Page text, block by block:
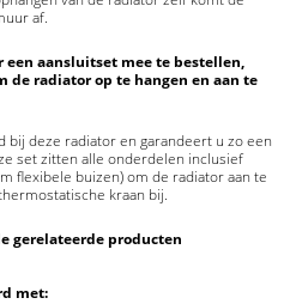
af.
aansluitset mee te bestellen,
de radiator op te hangen en aan te
bij deze radiator en garandeert u zo een
set zitten alle onderdelen inclusief
flexibele buizen) om de radiator aan te
kraan bij.
gerelateerde producten
met: